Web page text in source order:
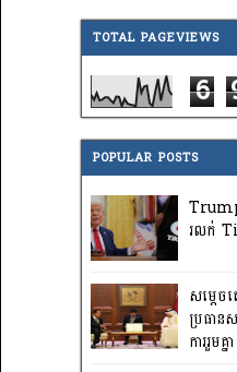
TOTAL PAGEVIEWS
6
POPULAR POSTS
រលក់
សម្តេ
ប្រធាន
ការ​រួម